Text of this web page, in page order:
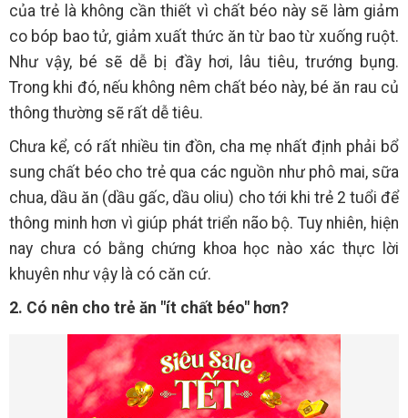
của trẻ là không cần thiết vì chất béo này sẽ làm giảm
co bóp bao tử, giảm xuất thức ăn từ bao từ xuống ruột.
Như vậy, bé sẽ dễ bị đầy hơi, lâu tiêu, trướng bụng.
Trong khi đó, nếu không nêm chất béo này, bé ăn rau củ
thông thường sẽ rất dễ tiêu.
Chưa kể, có rất nhiều tin đồn, cha mẹ nhất định phải bổ
sung chất béo cho trẻ qua các nguồn như phô mai, sữa
chua, dầu ăn (dầu gấc, dầu oliu) cho tới khi trẻ 2 tuổi để
thông minh hơn vì giúp phát triển não bộ. Tuy nhiên, hiện
nay chưa có bằng chứng khoa học nào xác thực lời
khuyên như vậy là có căn cứ.
2. Có nên cho trẻ ăn "ít chất béo" hơn?